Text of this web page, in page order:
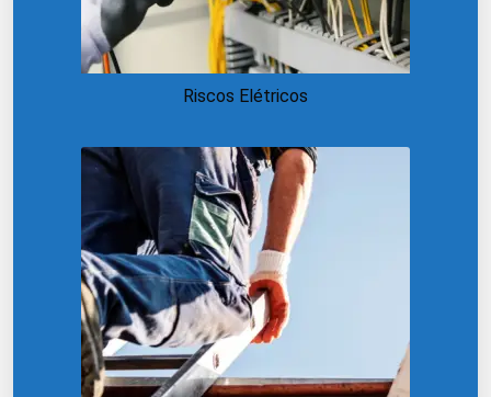
Riscos Elétricos